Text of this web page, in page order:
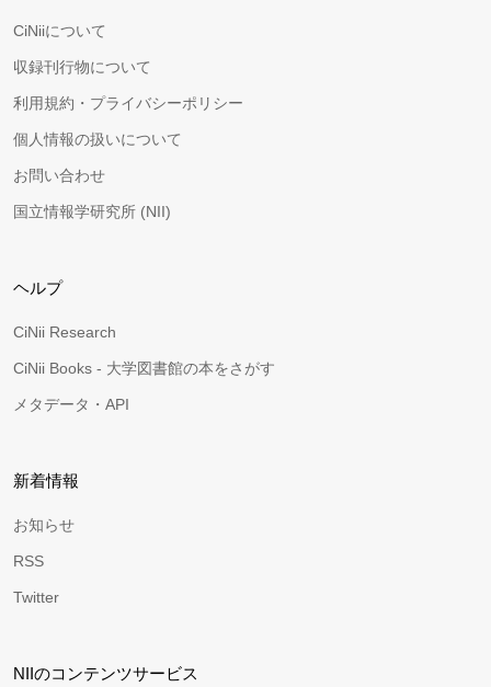
CiNiiについて
収録刊行物について
利用規約・プライバシーポリシー
個人情報の扱いについて
お問い合わせ
国立情報学研究所 (NII)
ヘルプ
CiNii Research
CiNii Books - 大学図書館の本をさがす
メタデータ・API
新着情報
お知らせ
RSS
Twitter
NIIのコンテンツサービス